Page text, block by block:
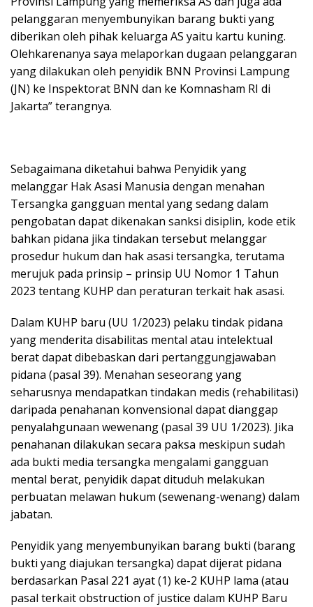
pelanggaran menyembunyikan barang bukti yang
diberikan oleh pihak keluarga AS yaitu kartu kuning.
Olehkarenanya saya melaporkan dugaan pelanggaran
yang dilakukan oleh penyidik BNN Provinsi Lampung
(JN) ke Inspektorat BNN dan ke Komnasham RI di
Jakarta” terangnya.
Sebagaimana diketahui bahwa Penyidik yang
melanggar Hak Asasi Manusia dengan menahan
Tersangka gangguan mental yang sedang dalam
pengobatan dapat dikenakan sanksi disiplin, kode etik
bahkan pidana jika tindakan tersebut melanggar
prosedur hukum dan hak asasi tersangka, terutama
merujuk pada prinsip – prinsip UU Nomor 1 Tahun
2023 tentang KUHP dan peraturan terkait hak asasi.
Dalam KUHP baru (UU 1/2023) pelaku tindak pidana
yang menderita disabilitas mental atau intelektual
berat dapat dibebaskan dari pertanggungjawaban
pidana (pasal 39). Menahan seseorang yang
seharusnya mendapatkan tindakan medis (rehabilitasi)
daripada penahanan konvensional dapat dianggap
penyalahgunaan wewenang (pasal 39 UU 1/2023). Jika
penahanan dilakukan secara paksa meskipun sudah
ada bukti media tersangka mengalami gangguan
mental berat, penyidik dapat dituduh melakukan
perbuatan melawan hukum (sewenang-wenang) dalam
jabatan.
Penyidik yang menyembunyikan barang bukti (barang
bukti yang diajukan tersangka) dapat dijerat pidana
berdasarkan Pasal 221 ayat (1) ke-2 KUHP lama (atau
pasal terkait obstruction of justice dalam KUHP Baru